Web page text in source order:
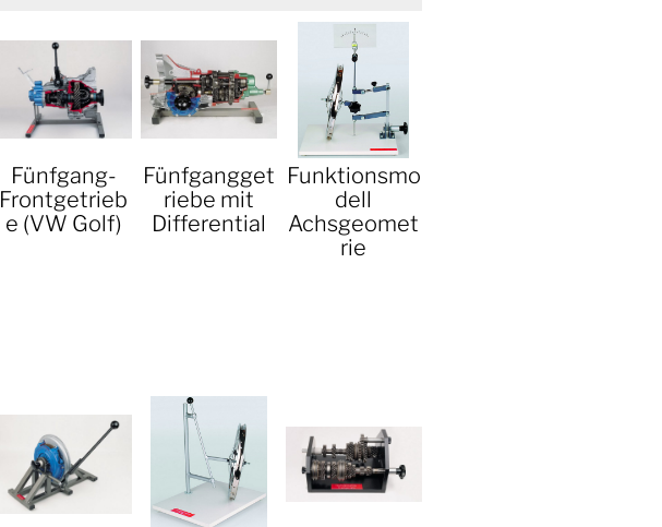
Fünfgang-
Frontgetrieb
e (VW Golf)
Fünfgangget
riebe mit
Differential
Funktionsmo
dell
Achsgeomet
rie